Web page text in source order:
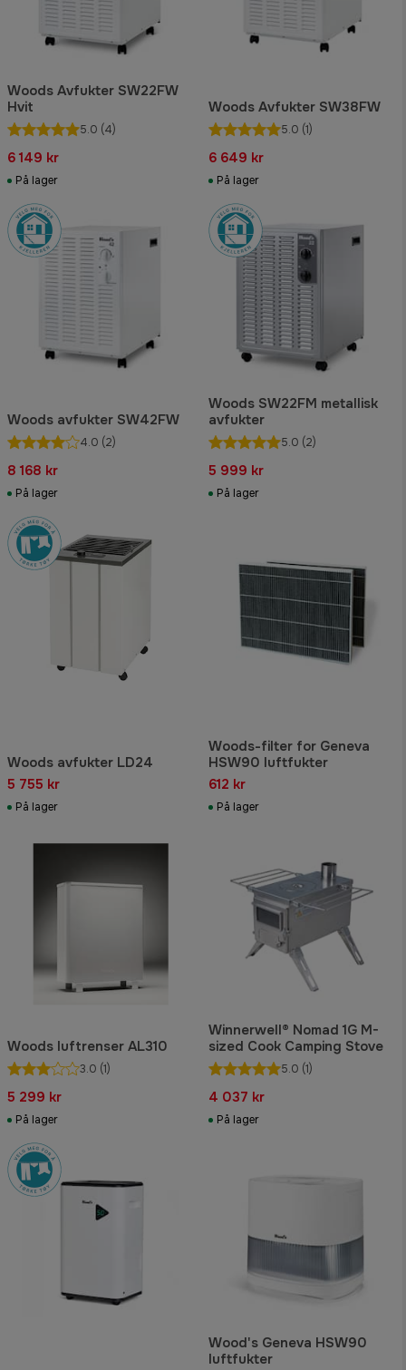
Woods Avfukter SW22FW
Hvit
5.0 (4)
6 149 kr
På lager
Woods Avfukter SW38FW
5.0 (1)
6 649 kr
På lager
Woods avfukter SW42FW
4.0 (2)
8 168 kr
På lager
Woods SW22FM metallisk
avfukter
5.0 (2)
5 999 kr
På lager
Woods avfukter LD24
5 755 kr
På lager
Woods-filter for Geneva
HSW90 luftfukter
612 kr
På lager
Woods luftrenser AL310
3.0 (1)
5 299 kr
På lager
Winnerwell® Nomad 1G M-
sized Cook Camping Stove
5.0 (1)
4 037 kr
På lager
Wood's Geneva HSW90
luftfukter